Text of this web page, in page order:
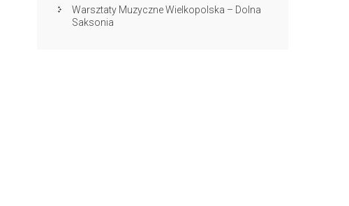
Warsztaty Muzyczne Wielkopolska – Dolna
Saksonia